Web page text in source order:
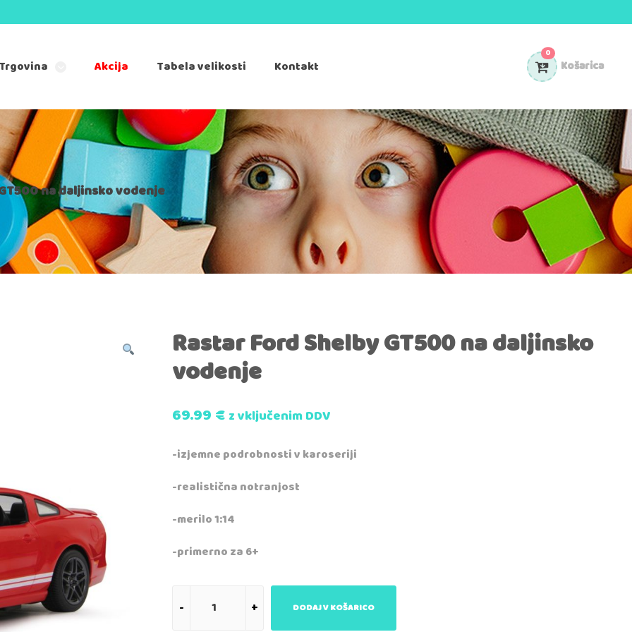
Akcija Tabela velikosti Kontakt Košarica
0
na daljinsko vodenje
Rastar Ford Shelby GT500 na daljinsko
vodenje
69.99€z vključenim DDV
-izjemne podrobnosti v karoseriji
-realistična notranjost
-merilo 1:14
-primerno za 6+
DODAJ V KOŠARICO